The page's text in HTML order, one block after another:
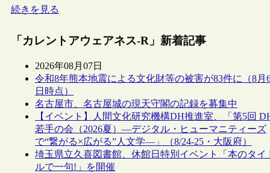
続きを見る
「カレントアウェアネス-R」新着記事
2026年08月07日
令和8年熊本地震による文化財等の被害が83件に（8月
日時点）
名古屋市、名古屋城の現天守閣の記録を募集中
【イベント】人間文化研究機構DH推進室、「第5回
若手の会（2026夏）―デジタル・ヒューマニティーズ
で“繋がる×広がる”人文学―」（8/24-25・大阪府）
埼玉県立久喜図書館、休館日特別イベント「本のタイ
ルで一句!」を開催